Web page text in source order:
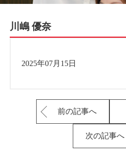
川嶋 優奈
2025年07月15日
前の記事へ
次の記事へ